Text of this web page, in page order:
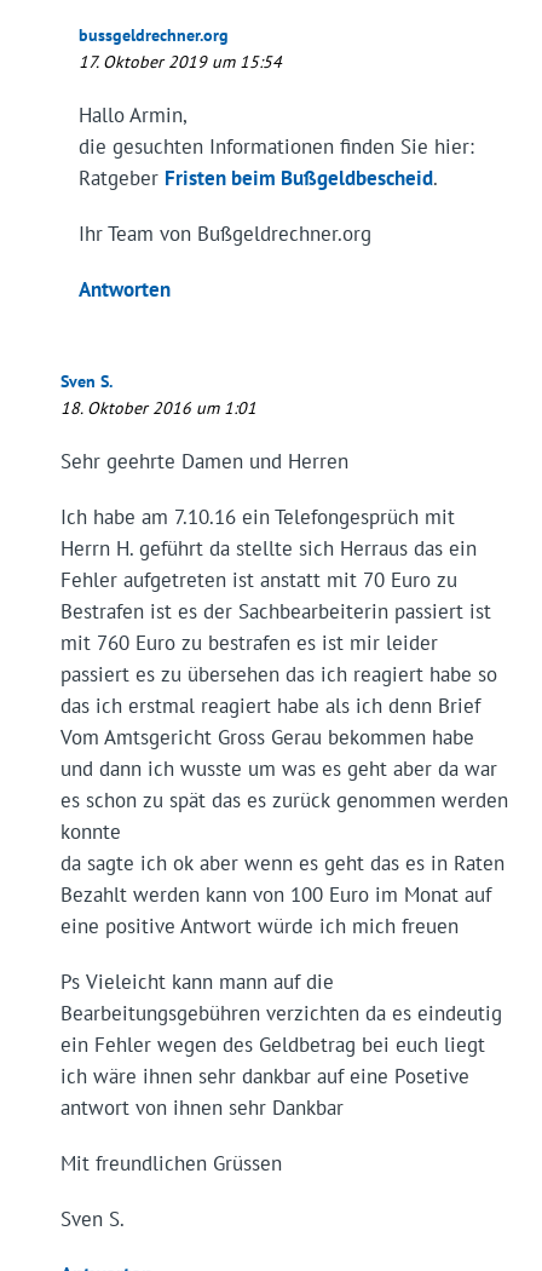
bussgeldrechner.org
17. Oktober 2019 um 15:54
Hallo Armin,
die gesuchten Informationen finden Sie hier:
Ratgeber Fristen beim Bußgeldbescheid.
Ihr Team von Bußgeldrechner.org
Antworten
Sven S.
18. Oktober 2016 um 1:01
Sehr geehrte Damen und Herren
Ich habe am 7.10.16 ein Telefongesprüch mit
Herrn H. geführt da stellte sich Herraus das ein
Fehler aufgetreten ist anstatt mit 70 Euro zu
Bestrafen ist es der Sachbearbeiterin passiert ist
mit 760 Euro zu bestrafen es ist mir leider
passiert es zu übersehen das ich reagiert habe so
das ich erstmal reagiert habe als ich denn Brief
Vom Amtsgericht Gross Gerau bekommen habe
und dann ich wusste um was es geht aber da war
es schon zu spät das es zurück genommen werden
konnte
da sagte ich ok aber wenn es geht das es in Raten
Bezahlt werden kann von 100 Euro im Monat auf
eine positive Antwort würde ich mich freuen
Ps Vieleicht kann mann auf die
Bearbeitungsgebühren verzichten da es eindeutig
ein Fehler wegen des Geldbetrag bei euch liegt
ich wäre ihnen sehr dankbar auf eine Posetive
antwort von ihnen sehr Dankbar
Mit freundlichen Grüssen
Sven S.